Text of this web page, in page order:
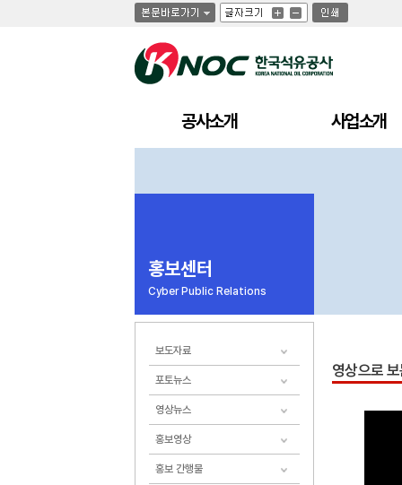
글
자
기
글
자
기
크
글
자
기
작
인
쇄
공사소개 사업소개
홍보센터
Cyber Public Relations
보도자료
포토뉴스
영상뉴스
홍보영상
홍보 간행물
영상으로